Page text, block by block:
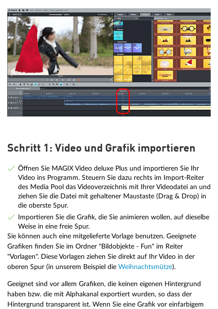
Schritt 1: Video und Grafik importieren
Öffnen Sie MAGIX Video deluxe Plus und importieren Sie Ihr
Video ins Programm. Steuern Sie dazu rechts im Import-Reiter
des Media Pool das Videoverzeichnis mit Ihrer Videodatei an und
ziehen Sie die Datei mit gehaltener Maustaste (Drag & Drop) in
die oberste Spur.
Importieren Sie die Grafik, die Sie animieren wollen, auf dieselbe
Weise in eine freie Spur.
Sie können auch eine mitgelieferte Vorlage benutzen. Geeignete
Grafiken finden Sie im Ordner "Bildobjekte - Fun" im Reiter
"Vorlagen". Diese Vorlagen ziehen Sie direkt auf Ihr Video in der
oberen Spur (in unserem Beispiel die Weihnachtsmütze).
Geeignet sind vor allem Grafiken, die keinen eigenen Hintergrund
haben bzw. die mit Alphakanal exportiert wurden, so dass der
Hintergrund transparent ist. Wenn Sie eine Grafik vor einfarbigem